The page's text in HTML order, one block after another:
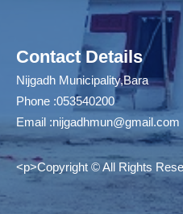
Contact Details
Nijgadh Municipality,Bara
Phone :053540200
Email :nijgadhmun@gmail.com
<p>Copyright © All Rights